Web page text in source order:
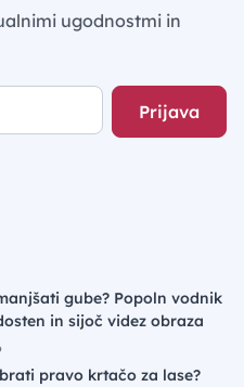
ugodnostmi in
Prijava
gube? Popoln vodnik
in sijoč videz obraza
pravo krtačo za lase?